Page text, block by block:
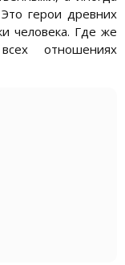
герои древних
человека. Где же
отношениях